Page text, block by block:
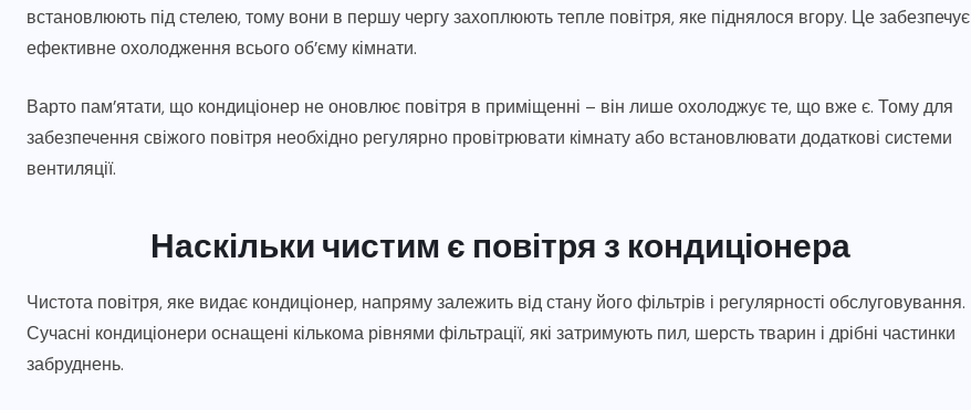
встановлюють під стелею, тому вони в першу чергу захоплюють тепле повітря, яке піднялося вгору. Це забезпечує
ефективне охолодження всього об’єму кімнати.
Варто пам’ятати, що кондиціонер не оновлює повітря в приміщенні – він лише охолоджує те, що вже є. Тому для
забезпечення свіжого повітря необхідно регулярно провітрювати кімнату або встановлювати додаткові системи
вентиляції.
Наскільки чистим є повітря з кондиціонера
Чистота повітря, яке видає кондиціонер, напряму залежить від стану його фільтрів і регулярності обслуговування.
Сучасні кондиціонери оснащені кількома рівнями фільтрації, які затримують пил, шерсть тварин і дрібні частинки
забруднень.